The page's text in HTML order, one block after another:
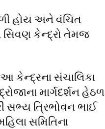
હોય અને વંચિત
સિવણ કેન્દ્રો તેમજ
કેન્દ્રના સંચાલિકા
માર્ગદર્શન હેઠળ
સભ્ય ત્રિભોવન ભાઈ
સમિતિના